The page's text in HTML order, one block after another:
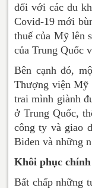
đối với các du
Covid-19 mới
thuế của Mỹ lên
của Trung Quốc
Bên cạnh đó,
Thượng viện Mỹ
trai mình giành
ở Trung Quốc,
công ty và giao
Biden và những
Khôi phục chính
Bất chấp những